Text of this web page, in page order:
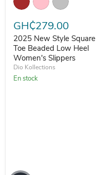
GH₵279.00
2025 New Style Square
Toe Beaded Low Heel
Women's Slippers
Dio Kollections
En stock